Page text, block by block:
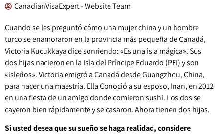
CanadianVisaExpert - Website Team
Cuando se les preguntó cómo una mujer china y un hombre
turco se enamoraron en la provincia más pequeña de Canadá,
Victoria Kucukkaya dice sonriendo: «Es una isla mágica». Sus
dos hijas nacieron en la Isla del Príncipe Eduardo (PEI) y son
«isleños». Victoria emigró a Canadá desde Guangzhou, China,
para hacer una maestría. Ella Conoció a su esposo, Inan, en 2012
en una fiesta de un amigo donde comieron sushi. Los dos se
cayeron bien rápidamente y se casaron. Ahora tienen dos hijas.
Si usted desea que su sueño se haga realidad, considere